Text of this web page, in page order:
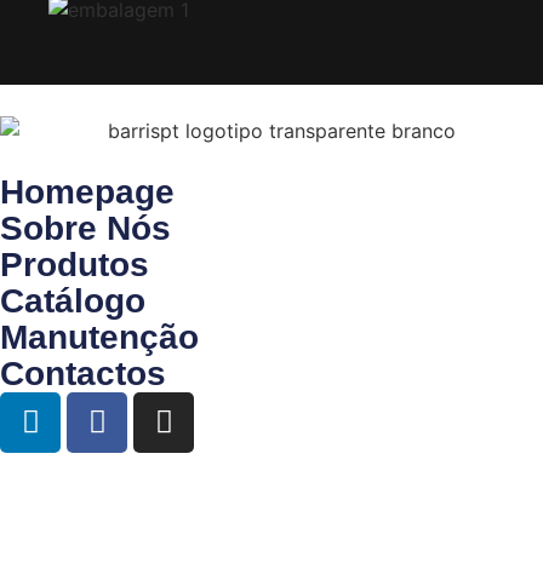
Homepage
Sobre Nós
Produtos
Catálogo
Manutenção
Contactos